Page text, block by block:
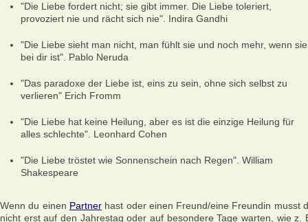
"Die Liebe fordert nicht; sie gibt immer. Die Liebe toleriert,
provoziert nie und rächt sich nie". Indira Gandhi
"Die Liebe sieht man nicht, man fühlt sie und noch mehr, wenn sie
bei dir ist". Pablo Neruda
"Das paradoxe der Liebe ist, eins zu sein, ohne sich selbst zu
verlieren" Erich Fromm
"Die Liebe hat keine Heilung, aber es ist die einzige Heilung für
alles schlechte". Leonhard Cohen
"Die Liebe tröstet wie Sonnenschein nach Regen". William
Shakespeare
Wenn du einen Partnerhast oder einen Freund/eine Freundin musst
nicht erst auf den Jahrestag oder auf besondere Tage warten, wie z.